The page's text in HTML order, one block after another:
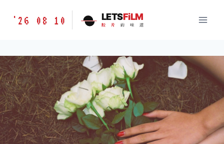
胶
味
道
LETSFILM
'26 08 10 LETSFiLM
胶 片 的 味 道